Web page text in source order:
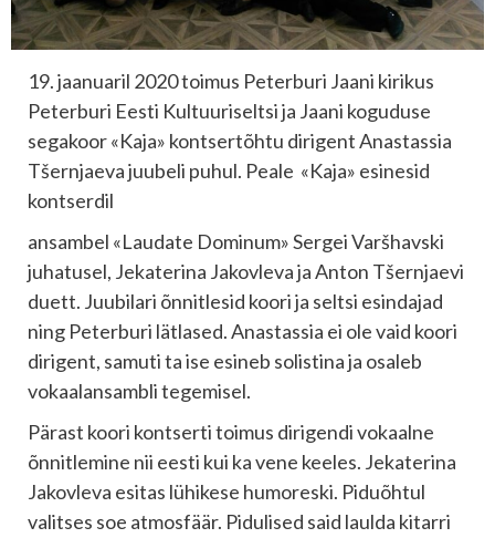
19. jaanuaril 2020 toimus Peterburi Jaani kirikus
Peterburi Eesti Kultuuriseltsi ja Jaani koguduse
segakoor «Kaja» kontsertõhtu dirigent Anastassia
Tšernjaeva juubeli puhul. Peale «Kaja» esinesid
kontserdil
ansambel «Laudate Dominum» Sergei Varšhavski
juhatusel, Jekaterina Jakovleva ja Anton Tšernjaevi
duett. Juubilari õnnitlesid koori ja seltsi esindajad
ning Peterburi lätlased. Anastassia ei ole vaid koori
dirigent, samuti ta ise esineb solistina ja osaleb
vokaalansambli tegemisel.
Pärast koori kontserti toimus dirigendi vokaalne
õnnitlemine nii eesti kui ka vene keeles. Jekaterina
Jakovleva esitas lühikese humoreski. Piduõhtul
valitses soe atmosfäär. Pidulised said laulda kitarri